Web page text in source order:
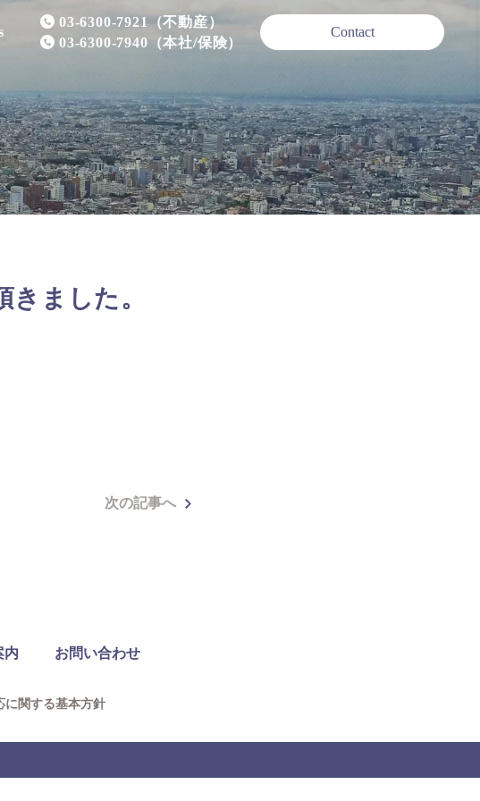
03-6300-7921（不動産）
03-6300-7940（本社/保険）
Contact
ました。
次の記事へ
内 お問い合わせ
に関する基本方針